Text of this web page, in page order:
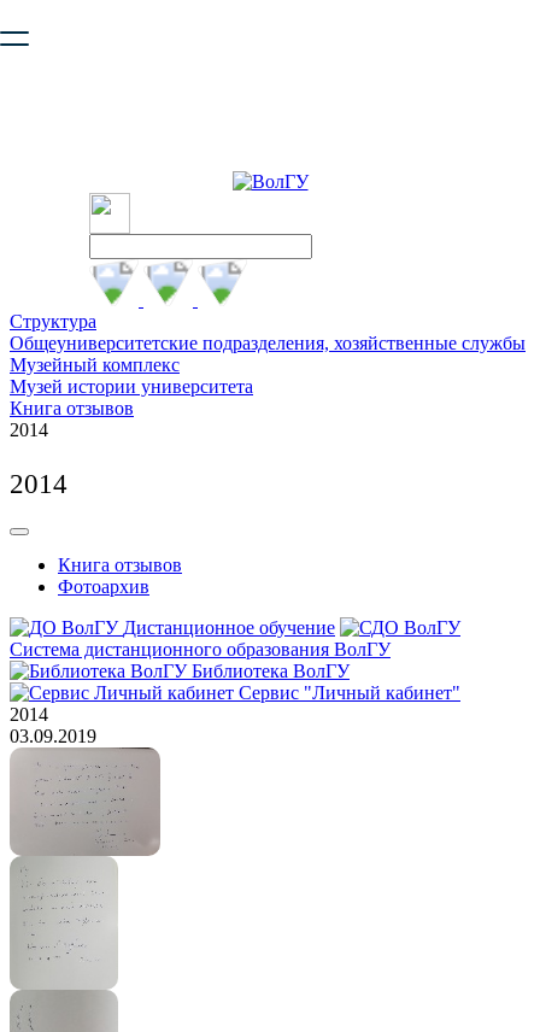
безопасную работу с сайтом. Пожалуйста
Структура
Общеуниверситетские подразделения, хозяйственные службы
Музейный комплекс
Музей истории университета
Книга отзывов
2014
2014
Книга отзывов
Фотоархив
Дистанционное обучение
Система дистанционного образования ВолГУ
Библиотека ВолГУ
Сервис "Личный кабинет"
2014
03.09.2019